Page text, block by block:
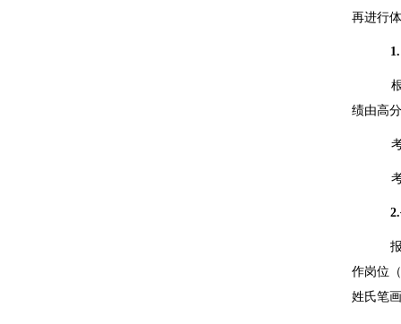
再进行体
1.
绩由高
2.
作岗位
姓氏笔